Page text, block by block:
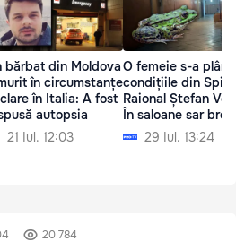
bărbat din Moldova
în circumstanțe
în Italia: A fost
autopsia
21 Iul. 12:03
O femeie s-a
condițiile din
Raional Ștefan
În saloane sar
29 Iul. 13:24
20 784